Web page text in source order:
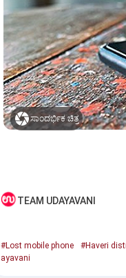
ಸಾಂದರ್ಭಿಕ ಚಿತ್ರ
TEAM UDAYAVANI
#Lost mobile phone #Haveri
ayavani